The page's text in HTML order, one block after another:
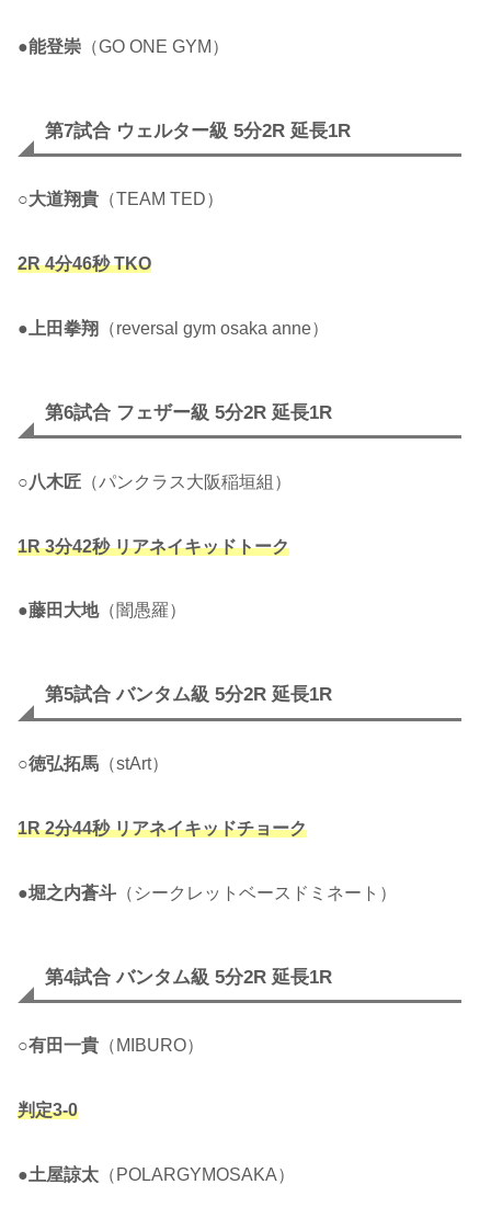
●能登崇 （GO ONE GYM）
第7試合 ウェルター級 5分2R 延長1R
○大道翔貴 （TEAM TED）
2R 4分46秒 TKO
● 上田拳翔 （reversal gym osaka anne）
第6試合 フェザー級 5分2R 延長1R
○八木匠 （パンクラス大阪稲垣組）
1R 3分42秒 リアネイキッドトーク
●藤田大地（闇愚羅）
第5試合 バンタム級 5分2R 延長1R
○徳弘拓馬 （stArt）
1R 2分44秒 リアネイキッドチョーク
●堀之内蒼斗 （シークレットベースドミネート）
第4試合 バンタム級 5分2R 延長1R
○有田一貴 （MIBURO）
判定3-0
●土屋諒太 （POLARGYMOSAKA）